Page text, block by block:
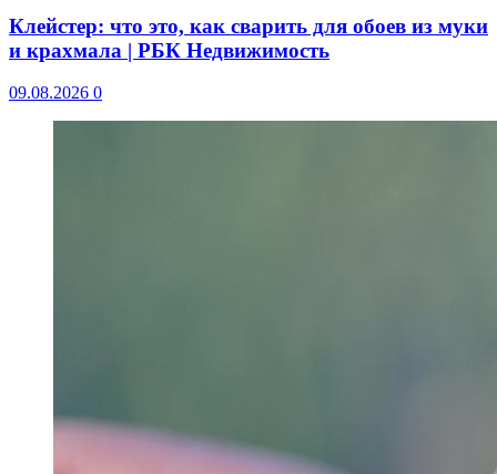
Клейстер: что это, как сварить для обоев из муки
и крахмала | РБК Недвижимость
09.08.2026 0